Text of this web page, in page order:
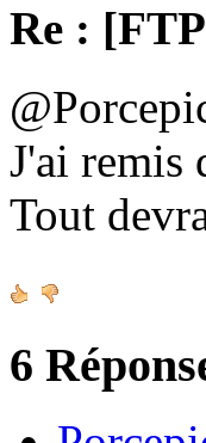
Re :
J'ai remis
Tout
6